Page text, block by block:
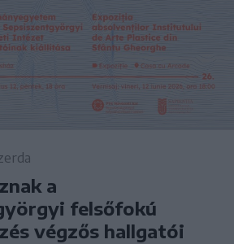
a
felsőfokú
végzős hallgatói